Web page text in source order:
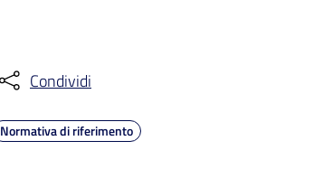
Condividi
Normativa di riferimento